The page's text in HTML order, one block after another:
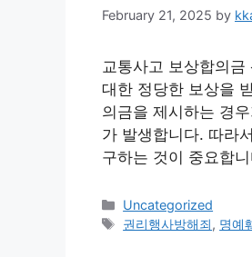
February 21, 2025 by
교통사고 보상합의
대한 정당한 보상을
의금을 제시하는 경
가 발생합니다. 따라
구하는 것이 중요합
Categories
Uncategorized
Tags
권리행사방해죄, 명예